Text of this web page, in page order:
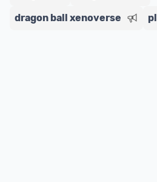
dragon ball xenoverse